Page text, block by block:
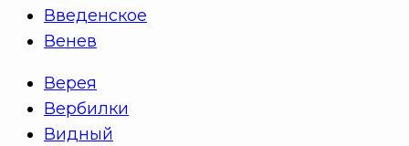
Введенское
Венев
Верея
Вербилки
Видный